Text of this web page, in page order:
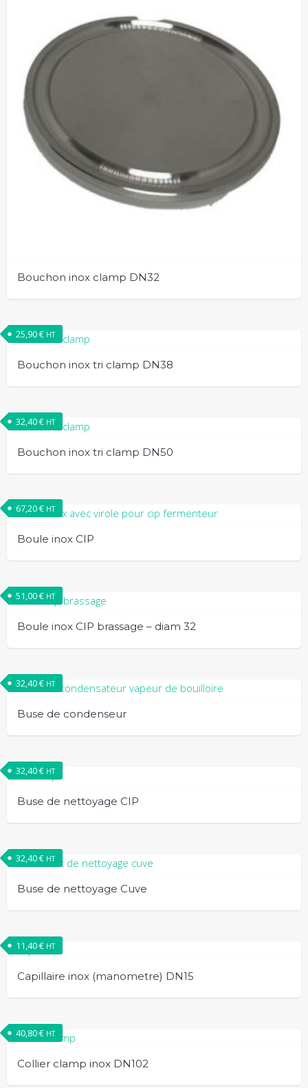
Bouchon inox clamp DN32
Bouchon inox tri clamp DN38
25,90€ HT
Bouchon inox tri clamp DN50
32,40€ HT
Boule inox CIP
67,20€ HT
Boule inox CIP brassage – diam 32
51,00€ HT
Buse de condenseur
32,40€ HT
Buse de nettoyage CIP
32,40€ HT
Buse de nettoyage Cuve
32,40€ HT
Capillaire inox (manometre) DN15
11,40€ HT
Collier clamp inox DN102
40,80€ HT